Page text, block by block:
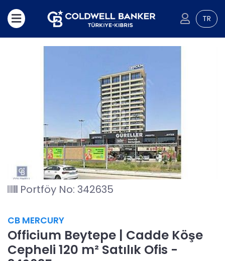
TR
Portföy No: 342635
CB MERCURY
Officium Beytepe | Cadde Köşe
Cepheli 120 m² Satılık Ofis -